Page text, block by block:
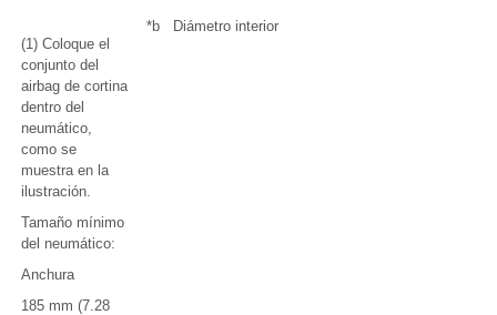
(1) Coloque el
conjunto del
airbag de cortina
dentro del
neumático,
como se
muestra en la
ilustración.
Tamaño mínimo
del neumático:
Anchura
185 mm (7.28
*b Diámetro interior